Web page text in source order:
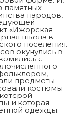
памятных
народов,
«Ижорская
школа в
поселения.
окунулись в
с
предметы
костюмы
и которая
одежды.